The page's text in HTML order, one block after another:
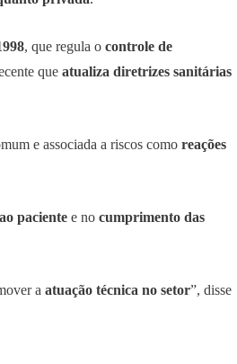
, que regula o controle de
que atualiza diretrizes sanitárias
e associada a riscos como reações
paciente e no cumprimento das
a atuação técnica no setor”, disse